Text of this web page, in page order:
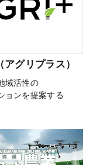
グリプラス）
域活性の
ョンを提案する